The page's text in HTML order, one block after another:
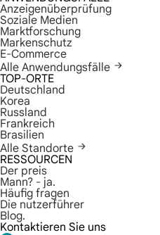
Anzeigenüberprüfung
Soziale Medien
Marktforschung
Markenschutz
E-Commerce
Alle Anwendungsfälle
TOP-ORTE
Deutschland
Korea
Russland
Frankreich
Brasilien
Alle Standorte
RESSOURCEN
Der preis
Mann? - ja.
Häufig fragen
Die nutzerführer
Blog.
Kontaktieren Sie uns